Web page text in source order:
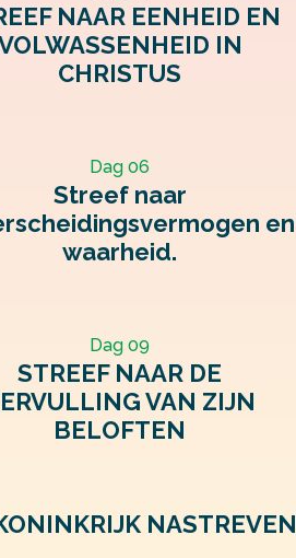
NAAR EENHEID EN
IN
CHRISTUS
Dag 06
Streef naar
en
waarheid.
Dag 09
STREEF NAAR DE
VAN ZIJN
BELOFTEN
NASTREVEN